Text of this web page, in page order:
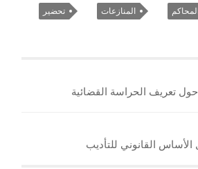
المحاكم المنازعات تحضير
تعريف الحراسة القضائية
القانوني للتأديب